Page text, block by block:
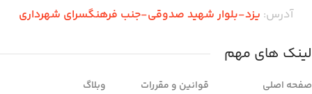
آدرس: یزد-بلوار شهید صدوقی-جنب فرهنگسرای شهرداری
لینک های مهم
صفحه اصلی
قوانین و مقررات
وبلاگ